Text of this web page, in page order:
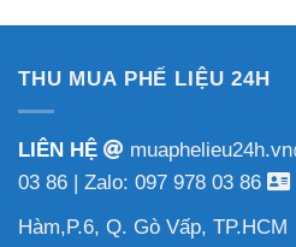
THU MUA PHẾ LIỆU 24H
LIÊN HỆ
03 86 | Zalo: 097 978 03 86
Hàm,P.6, Q. Gò Vấp, TP.HCM